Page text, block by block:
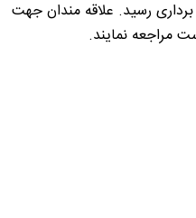
برداری رسید. علاقه مندان جهت
مراجعه نمایند.